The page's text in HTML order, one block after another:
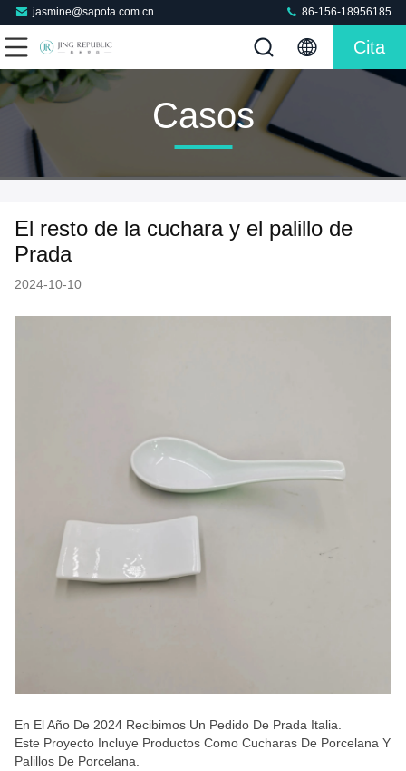
jasmine@sapota.com.cn 86-156-18956185
Cita
Casos
El resto de la cuchara y el palillo de
Prada
2024-10-10
En El Año De 2024 Recibimos Un Pedido De Prada Italia.
Este Proyecto Incluye Productos Como Cucharas De Porcelana Y
Palillos De Porcelana.